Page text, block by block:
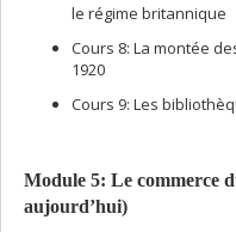
le régime britannique
Cours 8: La montée
1920
Cours 9: Les
Module 5: Le commerce
aujourd’hui)